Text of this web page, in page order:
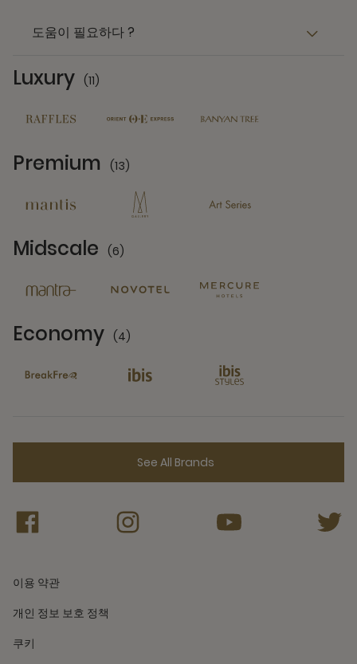
도움이 필요하다 ?
Luxury (11)
Premium (13)
Midscale (6)
Economy (4)
See All Brands
이용 약관
개인 정보 보호 정책
쿠키